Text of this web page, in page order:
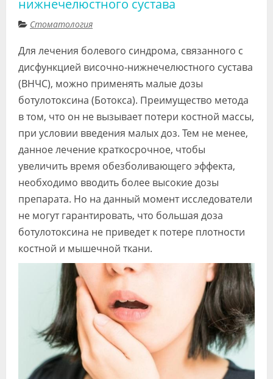
Видео
Клиники
Специалисты
Галерея
Блоги
Лаборатории
нижнечелюстного сустава
Стоматология
Для лечения болевого синдрома, связанного с
дисфункцией височно-нижнечелюстного сустава
(ВНЧС), можно применять малые дозы
ботулотоксина (Ботокса). Преимущество метода
в том, что он не вызывает потери костной массы,
при условии введения малых доз. Тем не менее,
данное лечение краткосрочное, чтобы
увеличить время обезболивающего эффекта,
необходимо вводить более высокие дозы
препарата. Но на данный момент исследователи
не могут гарантировать, что большая доза
ботулотоксина не приведет к потере плотности
костной и мышечной ткани.